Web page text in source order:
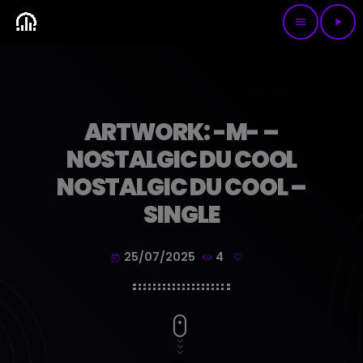
menu play_arrow
ARTWORK: -M- –
NOSTALGIC DU COOL
NOSTALGIC DU COOL –
SINGLE
today 25/07/2025 4